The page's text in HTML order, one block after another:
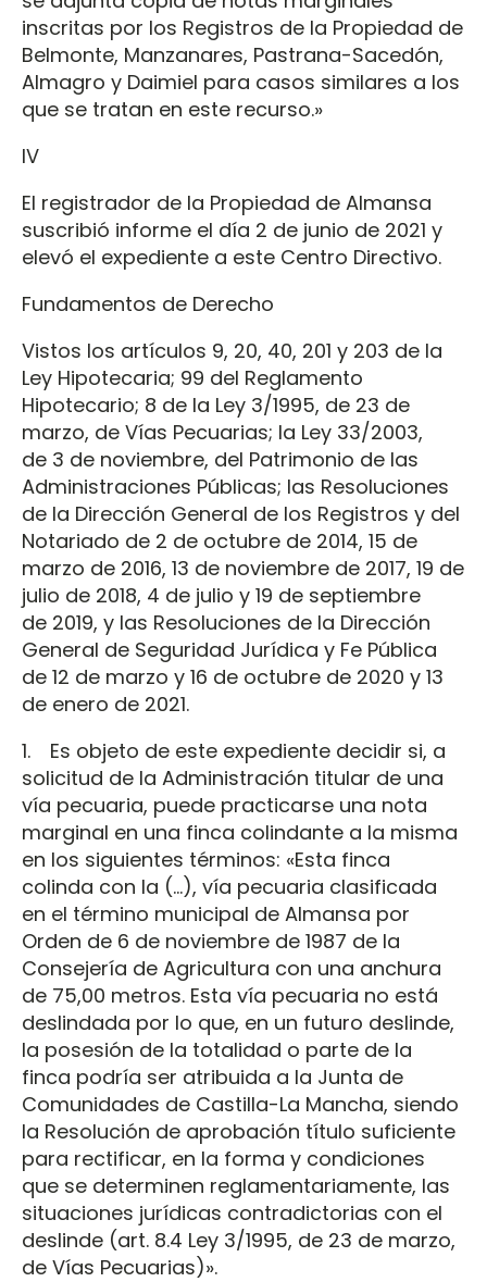
inscritas por los Registros de la Propiedad de
Belmonte, Manzanares, Pastrana-Sacedón,
Almagro y Daimiel para casos similares a los
que se tratan en este recurso.»
IV
El registrador de la Propiedad de Almansa
suscribió informe el día 2 de junio de 2021 y
elevó el expediente a este Centro Directivo.
Fundamentos de Derecho
Vistos los artículos 9, 20, 40, 201 y 203 de la
Ley Hipotecaria; 99 del Reglamento
Hipotecario; 8 de la Ley 3/1995, de 23 de
marzo, de Vías Pecuarias; la Ley 33/2003,
de 3 de noviembre, del Patrimonio de las
Administraciones Públicas; las Resoluciones
de la Dirección General de los Registros y del
Notariado de 2 de octubre de 2014, 15 de
marzo de 2016, 13 de noviembre de 2017, 19 de
julio de 2018, 4 de julio y 19 de septiembre
de 2019, y las Resoluciones de la Dirección
General de Seguridad Jurídica y Fe Pública
de 12 de marzo y 16 de octubre de 2020 y 13
de enero de 2021.
1. Es objeto de este expediente decidir si, a
solicitud de la Administración titular de una
vía pecuaria, puede practicarse una nota
marginal en una finca colindante a la misma
en los siguientes términos: «Esta finca
colinda con la (…), vía pecuaria clasificada
en el término municipal de Almansa por
Orden de 6 de noviembre de 1987 de la
Consejería de Agricultura con una anchura
de 75,00 metros. Esta vía pecuaria no está
deslindada por lo que, en un futuro deslinde,
la posesión de la totalidad o parte de la
finca podría ser atribuida a la Junta de
Comunidades de Castilla-La Mancha, siendo
la Resolución de aprobación título suficiente
para rectificar, en la forma y condiciones
que se determinen reglamentariamente, las
situaciones jurídicas contradictorias con el
deslinde (art. 8.4 Ley 3/1995, de 23 de marzo,
de Vías Pecuarias)».